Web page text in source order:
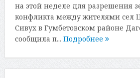
на этой неделе для разрешения
конфликта между жителями сел
Сивух в Гумбетовском районе
сообщила п... Подробнее